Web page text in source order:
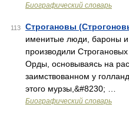
Биографический словарь
113 Строгановы
именитые люди, бароны и
производили
Орды, основываясь на
заимствованном у
этого мурзы,&#8230; …
Биографический словарь